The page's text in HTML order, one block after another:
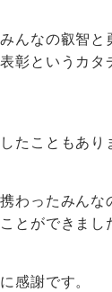
んなの叡智と
彰というカタ
たこともあり
わったみんな
とができまし
感謝です。